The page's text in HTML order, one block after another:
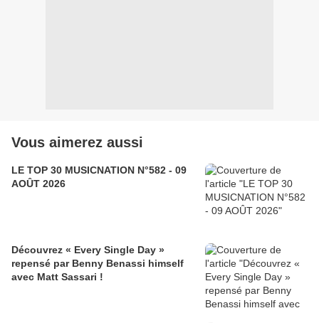
Vous aimerez aussi
LE TOP 30 MUSICNATION N°582 - 09
AOÛT 2026
Découvrez « Every Single Day »
repensé par Benny Benassi himself
avec Matt Sassari !